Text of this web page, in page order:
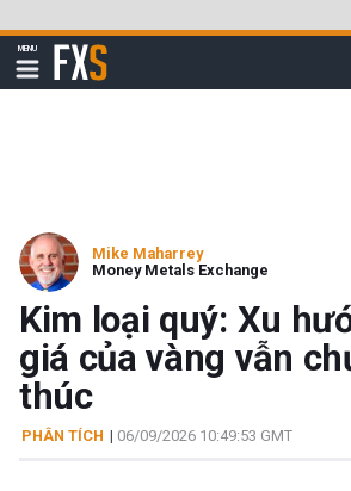
qua
đi
MENU
Hiển
thị
FXStreet
Mike Maharrey
Money Metals Exchange
Kim loại quý: Xu
giá của vàng vẫn
thúc
PHÂN TÍCH | 06/09/2026 10:49:53 GMT